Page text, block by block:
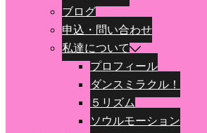
ブログ
申込・問い合わせ
私達について
プロフィール
ダンスミラクル！
５リズム
ソウルモーション